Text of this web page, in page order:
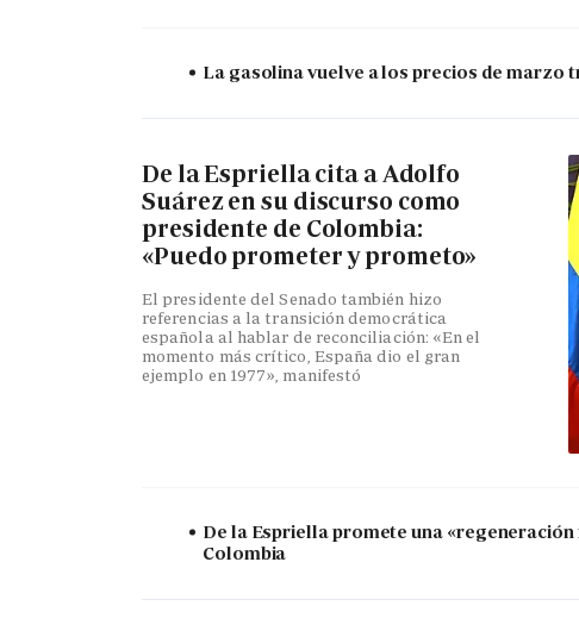
La gasolina vuelve a los precios de marzo
De la Espriella cita a Adolfo
Suárez en su discurso como
presidente de Colombia:
«Puedo prometer y prometo»
El presidente del Senado también hizo
referencias a la transición democrática
española al hablar de reconciliación: «En el
momento más crítico, España dio el gran
ejemplo en 1977», manifestó
De la Espriella promete una «regeneración
Colombia